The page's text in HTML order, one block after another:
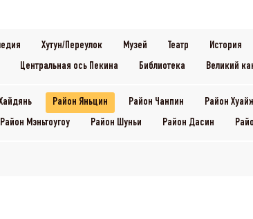
Хутун/Переулок Музей Театр История
Центральная ось Пекина Библиотека Великий
Район Яньцин Район Чанпин Район
Район Мэньтоугоу Район Шуньи Район Дасин